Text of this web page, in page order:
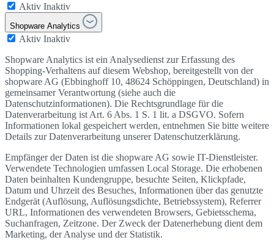
Aktiv Inaktiv
Shopware Analytics
Aktiv Inaktiv
Shopware Analytics ist ein Analysedienst zur Erfassung des
Shopping-Verhaltens auf diesem Webshop, bereitgestellt von der
shopware AG (Ebbinghoff 10, 48624 Schöppingen, Deutschland) in
gemeinsamer Verantwortung (siehe auch die
Datenschutzinformationen). Die Rechtsgrundlage für die
Datenverarbeitung ist Art. 6 Abs. 1 S. 1 lit. a DSGVO. Sofern
Informationen lokal gespeichert werden, entnehmen Sie bitte weitere
Details zur Datenverarbeitung unserer Datenschutzerklärung.
Empfänger der Daten ist die shopware AG sowie IT-Dienstleister.
Verwendete Technologien umfassen Local Storage. Die erhobenen
Daten beinhalten Kundengruppe, besuchte Seiten, Klickpfade,
Datum und Uhrzeit des Besuches, Informationen über das genutzte
Endgerät (Auflösung, Auflösungsdichte, Betriebssystem), Referrer
URL, Informationen des verwendeten Browsers, Gebietsschema,
Suchanfragen, Zeitzone. Der Zweck der Datenerhebung dient dem
Marketing, der Analyse und der Statistik.